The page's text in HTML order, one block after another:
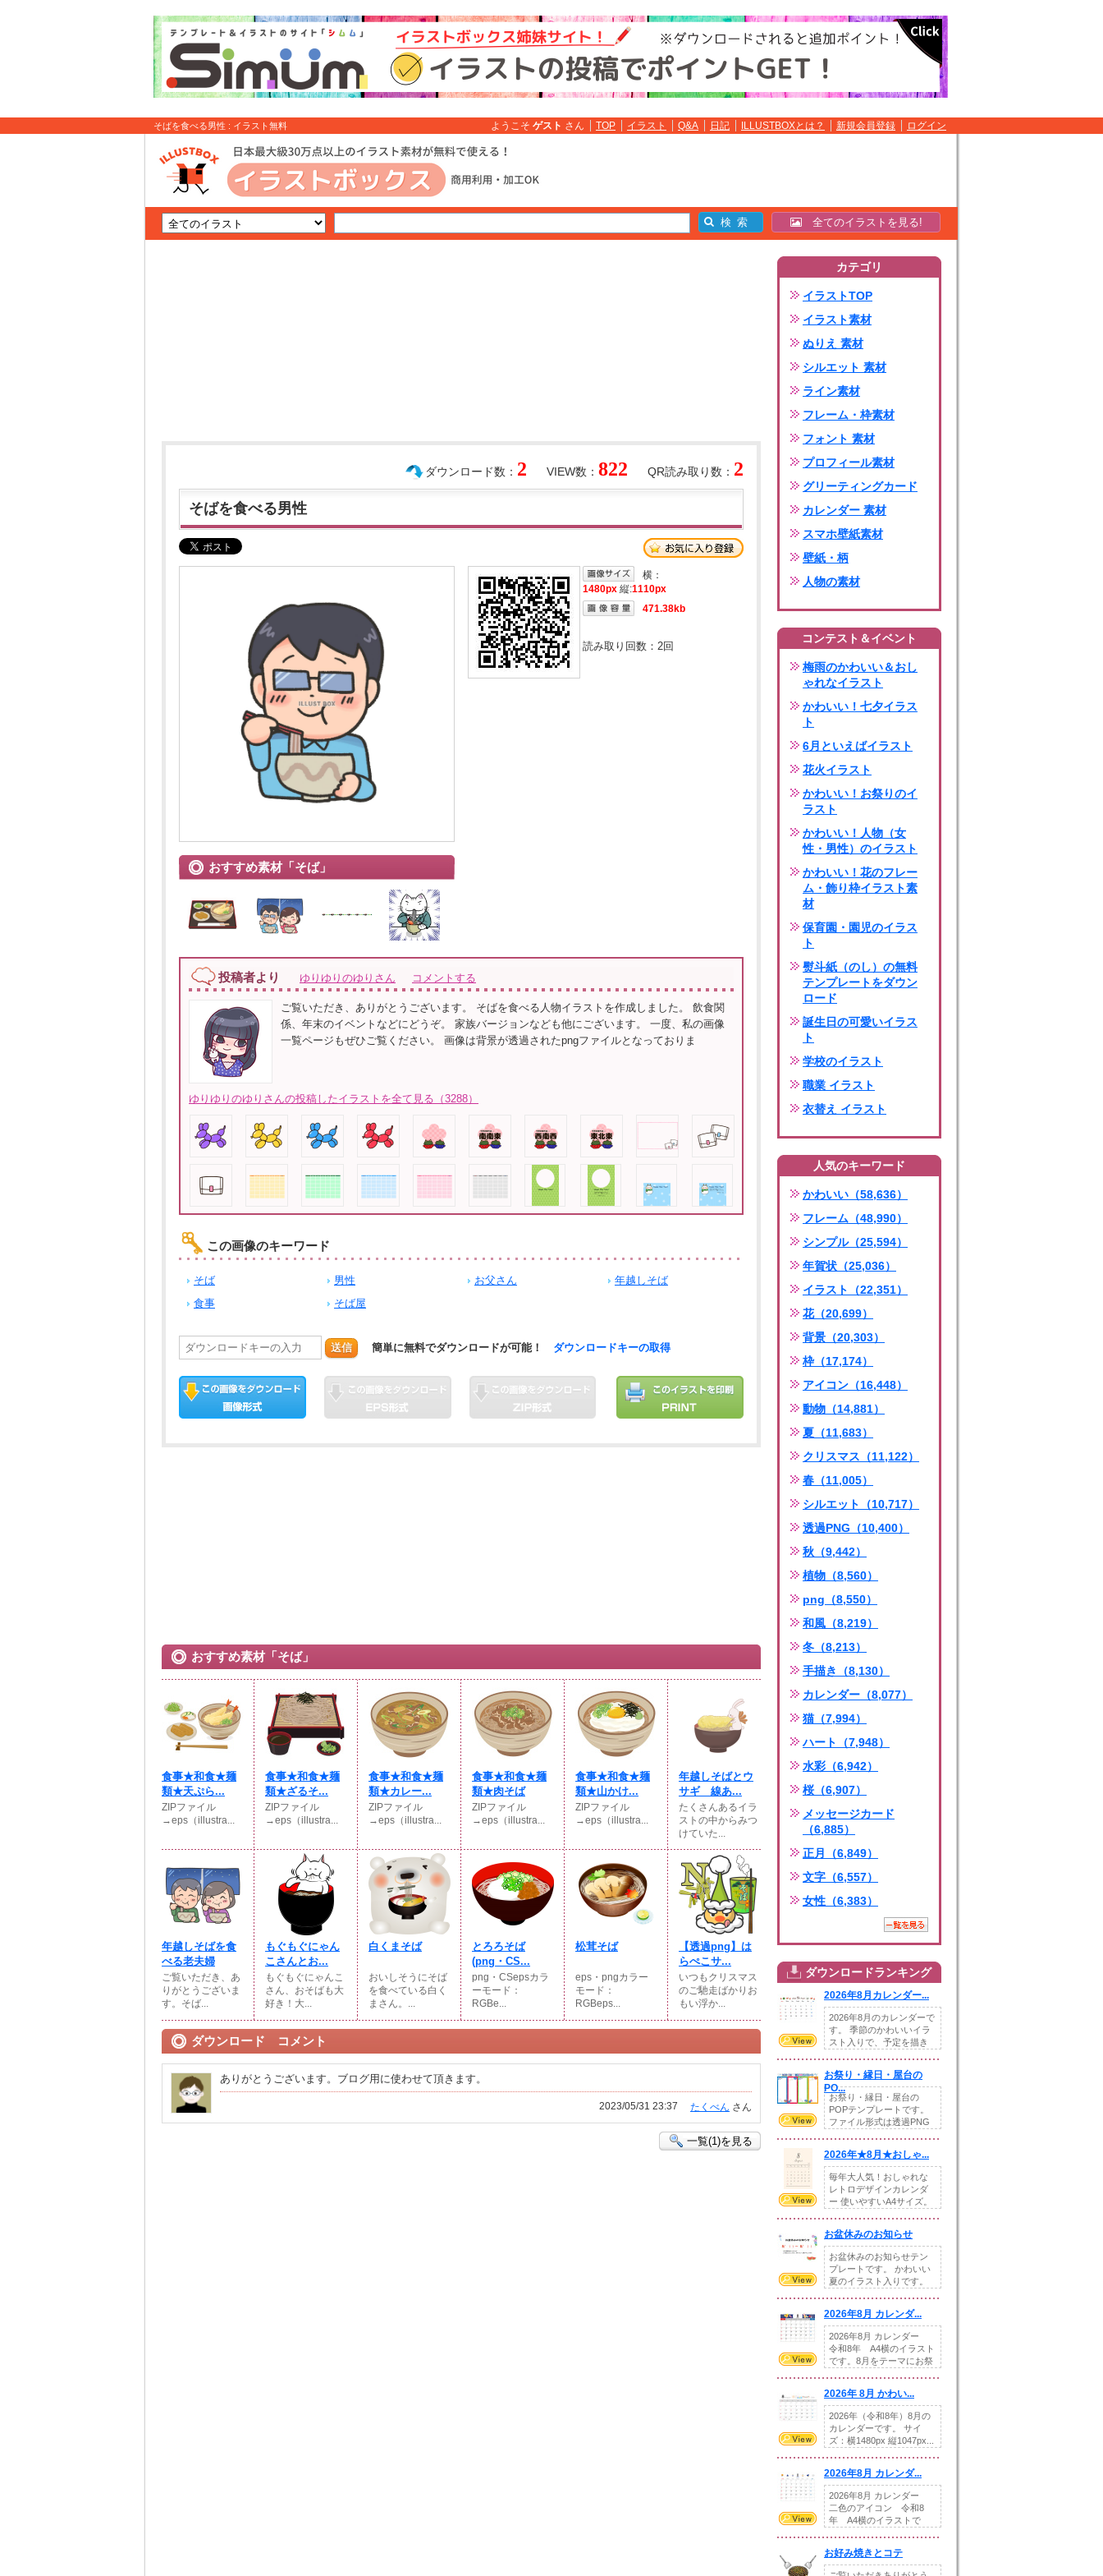
そばを食べる男性 : イラスト無料 ようこそ ゲスト さん TOP イラスト Q&A 日記 ILLUSTBOXとは？ 新規会員登録 ログイン
全てのイラストを見る!
QR読み取り数： 2
VIEW数： 822
ダウンロード数： 2
そばを食べる男性
おすすめ素材「そば」
横：
1480px 縦:1110px
471.38kb
読み取り回数： 2回
投稿者より ゆりゆりのゆりさん コメントする
ご覧いただき、ありがとうございます。 そばを食べる人物イラストを作成しました。 飲食関
係、年末のイベントなどにどうぞ。 家族バージョンなども他にございます。 一度、私の画像
一覧ページもぜひご覧ください。 画像は背景が透過されたpngファイルとなっておりま
ゆりゆりのゆりさんの投稿したイラストを全て見る（3288）
この画像のキーワード
そば 男性 お父さん
年越しそば
食事
そば屋
送信 簡単に無料でダウンロードが可能！ ダウンロードキーの取得
おすすめ素材「そば」
食事★和食★麺
類★天ぷら...
ZIPファイル
→eps（illustra...
食事★和食★麺
類★ざるそ...
ZIPファイル
→eps（illustra...
食事★和食★麺
類★カレー...
ZIPファイル
→eps（illustra...
食事★和食★麺
類★肉そば
ZIPファイル
→eps（illustra...
食事★和食★麺
類★山かけ...
ZIPファイル
→eps（illustra...
年越しそばとウ
サギ 線あ...
たくさんあるイラ
ストの中からみつ
けていた...
年越しそばを食
べる老夫婦
ご覧いただき、あ
りがとうございま
す。そば...
もぐもぐにゃん
こさんとお...
もぐもぐにゃんこ
さん、おそばも大
好き！大...
白くまそば
おいしそうにそば
を食べている白く
まさん。...
とろろそば
(png・CS...
png・CSepsカラ
ーモード：
RGBe...
松茸そば
eps・pngカラー
モード：
RGBeps...
【透過png】は
らぺこサ...
いつもクリスマス
のご馳走ばかりお
もい浮か...
ダウンロード コメント
ありがとうございます。ブログ用に使わせて頂きます。
たくべん さん
2023/05/31 23:37
一覧(1)を見る
カテゴリ
イラストTOP
イラスト素材
ぬりえ 素材
シルエット 素材
ライン素材
フレーム・枠素材
フォント 素材
プロフィール素材
グリーティングカード
カレンダー 素材
スマホ壁紙素材
壁紙・柄
人物の素材
コンテスト＆イベント
梅雨のかわいい＆おし
ゃれなイラスト
かわいい！七夕イラス
ト
6月といえばイラスト
花火イラスト
かわいい！お祭りのイ
ラスト
かわいい！人物（女
性・男性）のイラスト
かわいい！花のフレー
ム・飾り枠イラスト素
材
保育園・園児のイラス
ト
熨斗紙（のし）の無料
テンプレートをダウン
ロード
誕生日の可愛いイラス
ト
学校のイラスト
職業 イラスト
衣替え イラスト
人気のキーワード
かわいい（58,636）
フレーム（48,990）
シンプル（25,594）
年賀状（25,036）
イラスト（22,351）
花（20,699）
背景（20,303）
枠（17,174）
アイコン（16,448）
動物（14,881）
夏（11,683）
クリスマス（11,122）
春（11,005）
シルエット（10,717）
透過PNG（10,400）
秋（9,442）
植物（8,560）
png（8,550）
和風（8,219）
冬（8,213）
手描き（8,130）
カレンダー（8,077）
猫（7,994）
ハート（7,948）
水彩（6,942）
桜（6,907）
メッセージカード
（6,885）
正月（6,849）
文字（6,557）
女性（6,383）
ダウンロードランキング
2026年8月カレンダー...
2026年8月のカレンダーで
す。 季節のかわいいイラ
スト入りで、予定を描き
お祭り・縁日・屋台の
PO...
お祭り・縁日・屋台の
POPテンプレートです。
ファイル形式は透過PNG
2026年★8月★おしゃ...
毎年大人気！おしゃれな
レトロデザインカレンダ
ー 使いやすいA4サイズ。
お盆休みのお知らせ
お盆休みのお知らせテン
プレートです。 かわいい
夏のイラスト入りです。
2026年8月 カレンダ...
2026年8月 カレンダー
令和8年 A4横のイラスト
です。8月をテーマにお祭
2026年 8月 かわい...
2026年（令和8年）8月の
カレンダーです。 サイ
ズ：横1480px 縦1047px...
2026年8月 カレンダ...
2026年8月 カレンダー
二色のアイコン 令和8
年 A4横のイラストで
お好み焼きとコテ